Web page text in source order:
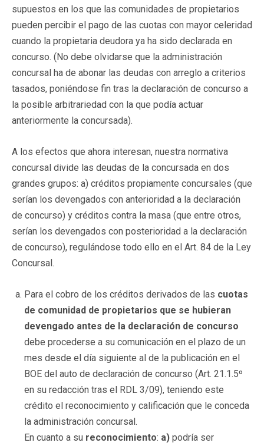
supuestos en los que las comunidades de propietarios
pueden percibir el pago de las cuotas con mayor celeridad
cuando la propietaria deudora ya ha sido declarada en
concurso. (No debe olvidarse que la administración
concursal ha de abonar las deudas con arreglo a criterios
tasados, poniéndose fin tras la declaración de concurso a
la posible arbitrariedad con la que podía actuar
anteriormente la concursada).
A los efectos que ahora interesan, nuestra normativa
concursal divide las deudas de la concursada en dos
grandes grupos: a) créditos propiamente concursales (que
serían los devengados con anterioridad a la declaración
de concurso) y créditos contra la masa (que entre otros,
serían los devengados con posterioridad a la declaración
de concurso), regulándose todo ello en el Art. 84 de la Ley
Concursal.
Para el cobro de los créditos derivados de las cuotas
de comunidad de propietarios que se hubieran
devengado antes de la declaración de concurso
debe procederse a su comunicación en el plazo de un
mes desde el día siguiente al de la publicación en el
BOE del auto de declaración de concurso (Art. 21.1.5º
en su redacción tras el RDL 3/09), teniendo este
crédito el reconocimiento y calificación que le conceda
la administración concursal.
En cuanto a su reconocimiento: a) podría ser